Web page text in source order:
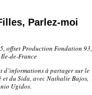
Parlez-moi
offset Production Fondation 93,
de-France
d’informations à partager sur le
et du Sida, avec Nathalie Bajos,
Ugidos.